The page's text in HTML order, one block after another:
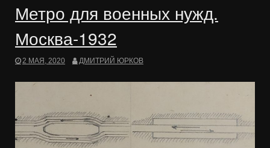
Метро для военных нужд.
Москва-1932
2 МАЯ, 2020 ДМИТРИЙ ЮРКОВ